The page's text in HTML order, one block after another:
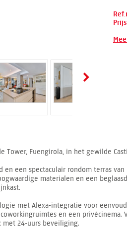
Fuengirola, in het gewilde
een spectaculair rondom terras
materialen en een
met Alexa-integratie voor
en een
met 24-uurs beveiliging.